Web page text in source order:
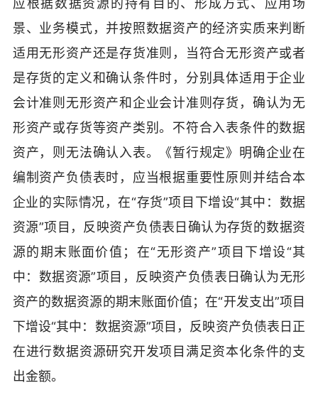
景、业务模式，并按照数据资产的经济实质来判断
适用无形资产还是存货准则，当符合无形资产或者
是存货的定义和确认条件时，分别具体适用于企业
会计准则无形资产和企业会计准则存货，确认为无
形资产或存货等资产类别。不符合入表条件的数据
资产，则无法确认入表。《暂行规定》明确企业在
编制资产负债表时，应当根据重要性原则并结合本
企业的实际情况，在“存货”项目下增设“其中：数据
资源”项目，反映资产负债表日确认为存货的数据资
源的期末账面价值；在“无形资产”项目下增设“其
中：数据资源”项目，反映资产负债表日确认为无形
资产的数据资源的期末账面价值；在“开发支出”项目
下增设“其中：数据资源”项目，反映资产负债表日正
在进行数据资源研究开发项目满足资本化条件的支
出金额。